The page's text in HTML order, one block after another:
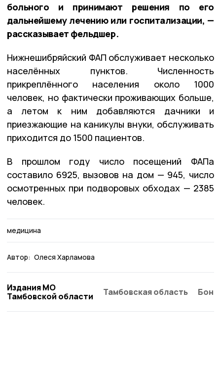
больного и принимают решения по его
дальнейшему лечению или госпитализации, —
рассказывает фельдшер.
Нижнешибряйский ФАП обслуживает несколько
населённых пунктов. Численность
прикреплённого населения около 1000
человек, но фактически проживающих больше,
а летом к ним добавляются дачники и
приезжающие на каникулы внуки, обслуживать
приходится до 1500 пациентов.
В прошлом году число посещений ФАПа
составило 6925, вызовов на дом — 945, число
осмотренных при подворовых обходах — 2385
человек.
медицина
Автор: Олеся Харламова
Издания МО
Тамбовской области
Тамбовская область